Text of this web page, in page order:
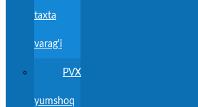
taxta
varag'i
PVX
yumshoq